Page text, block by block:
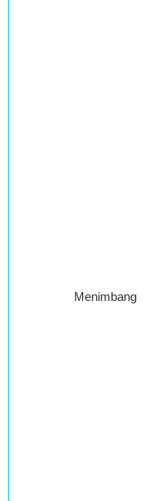
Menimbang